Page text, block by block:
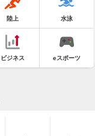
陸上 水泳
ビジネス eスポーツ